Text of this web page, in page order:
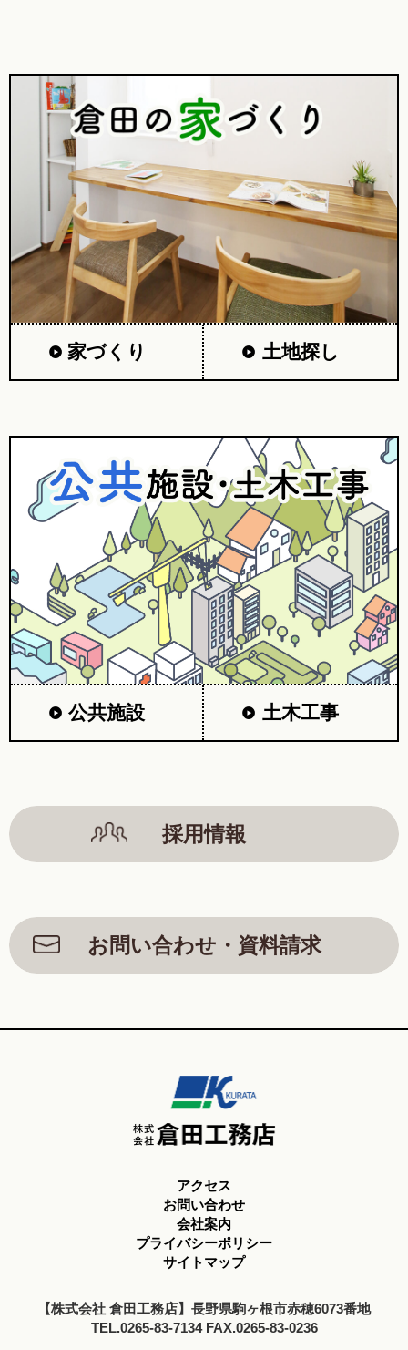
家づくり 土地探し
公共施設 土木工事
採用情報
お問い合わせ・資料請求
アクセス
お問い合わせ
会社案内
プライバシーポリシー
サイトマップ
【株式会社 倉田工務店】長野県駒ヶ根市赤穂6073番地
TEL.0265-83-7134 FAX.0265-83-0236